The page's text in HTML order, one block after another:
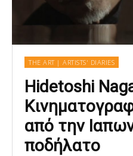
THE ART | ARTISTS' DIARIES
Hidetoshi
από την
ποδήλατο